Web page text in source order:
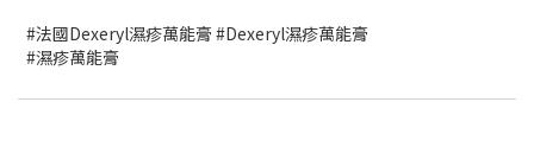
#法國Dexeryl濕疹萬能膏 #Dexeryl濕疹萬能膏
#濕疹萬能膏